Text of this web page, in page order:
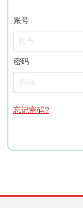
账号
密码
忘记密码?